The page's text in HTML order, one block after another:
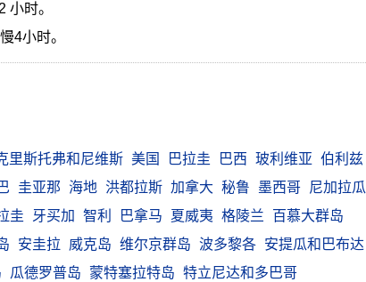
小时。
4小时。
里斯托弗和尼维斯 美国 巴拉圭 巴西 玻利维亚 伯利兹
圭亚那 海地 洪都拉斯 加拿大 秘鲁 墨西哥
尼加拉瓜
圭 牙买加 智利 巴拿马 夏威夷 格陵兰
百慕大群岛
安圭拉 威克岛 维尔京群岛 波多黎各
安提瓜和巴布达
瓜德罗普岛 蒙特塞拉特岛 特立尼达和多巴哥